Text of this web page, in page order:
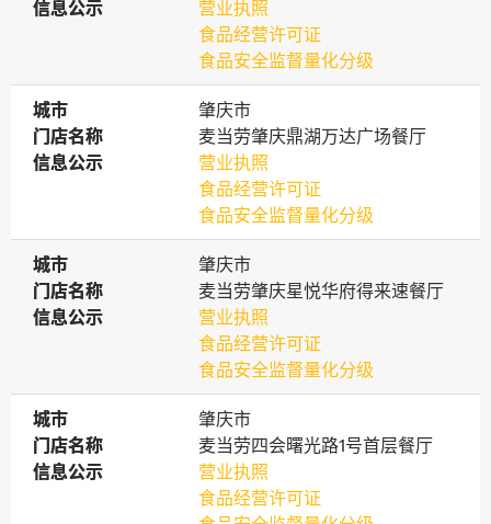
信息公示
信息公示
营业执照
食品经营许可证
食品安全监督量化分级
城市
城市
肇庆市
门店名称
门店名称
麦当劳肇庆鼎湖万达广场餐厅
信息公示
信息公示
营业执照
食品经营许可证
食品安全监督量化分级
城市
城市
肇庆市
门店名称
门店名称
麦当劳肇庆星悦华府得来速餐厅
信息公示
信息公示
营业执照
食品经营许可证
食品安全监督量化分级
城市
城市
肇庆市
门店名称
门店名称
麦当劳四会曙光路1号首层餐厅
信息公示
信息公示
营业执照
食品经营许可证